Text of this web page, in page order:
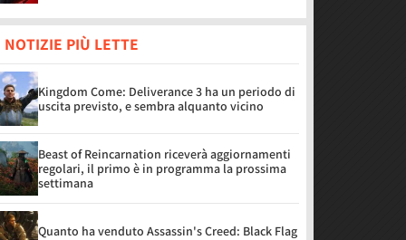
NOTIZIE PIÙ LETTE
Kingdom Come: Deliverance 3 ha un periodo di
uscita previsto, e sembra alquanto vicino
Beast of Reincarnation riceverà aggiornamenti
regolari, il primo è in programma la prossima
settimana
Quanto ha venduto Assassin's Creed: Black Flag